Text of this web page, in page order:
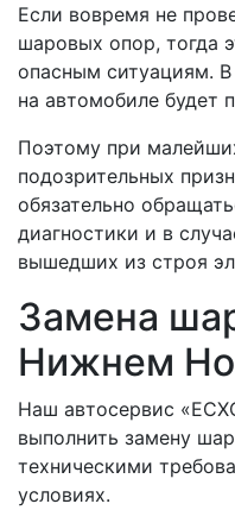
Если вовремя не
шаровых опор, тогда
опасным ситуациям. В
на автомобиле будет
Поэтому при
подозрительных
обязательно
диагностики и в
вышедших из строя
Замена
Нижнем
Наш автосервис
выполнить замену
техническими
условиях.